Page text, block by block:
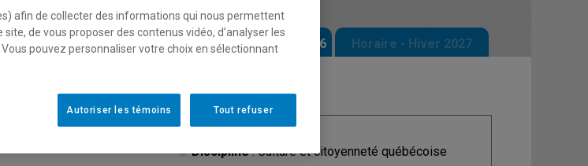
Horaire - Été 2026 Horaire - Automne 2026 Horaire - Hiver 2027
Discipline: Culture et citoyenneté québécoise
afin de collecter des informations qui nous permettent
de vous proposer des contenus vidéo, d’analyser les
pouvez personnaliser votre choix en sélectionnant
Tout refuser
Autoriser les témoins